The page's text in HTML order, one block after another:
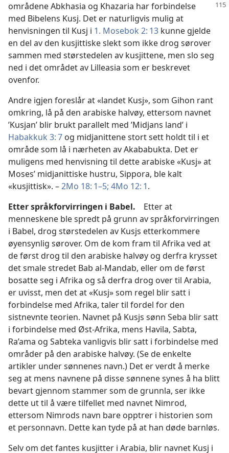
områdeneAbkhasia og Khazaria har forbindelse
med Bibelens Kusj. Det er naturligvis mulig at
henvisningen til Kusj i 1. Mosebok 2: 13 kunne gjelde
en del av den kusjittiske slekt som ikke drog sørover
sammen med størstedelen av kusjittene, men slo seg
ned i det området av Lilleasia som er beskrevet
ovenfor.
Andre igjen foreslår at «landet Kusj», som Gihon rant
omkring, lå på den arabiske halvøy, ettersom navnet
’Kusjan’ blir brukt parallelt med ’Midjans land’ i
Habakkuk 3: 7 og midjanittene stort sett holdt til i et
område som lå i nærheten av Akababukta. Det er
muligens med henvisning til dette arabiske «Kusj» at
Moses’ midjanittiske hustru, Sippora, ble kalt
«kusjittisk». –2Mo 18: 1–5; 4Mo 12: 1.
Etter språkforvirringen i Babel. Etter at
menneskene ble spredt på grunn av språkforvirringen
i Babel, drog størstedelen av Kusjs etterkommere
øyensynlig sørover. Om de kom fram til Afrika ved at
de først drog til den arabiske halvøy og derfra krysset
det smale stredet Bab al-Mandab, eller om de først
bosatte seg i Afrika og så derfra drog over til Arabia,
er uvisst, men det at «Kusj» som regel blir satt i
forbindelse med Afrika, taler til fordel for den
sistnevnte teorien. Navnet på Kusjs sønn Seba blir satt
i forbindelse med Øst-Afrika, mens Havila, Sabta,
Ra’ama og Sabteka vanligvis blir satt i forbindelse med
områder på den arabiske halvøy. (Se de enkelte
artikler under sønnenes navn.) Det er verdt å merke
seg at mens navnene på disse sønnene synes å ha blitt
bevart gjennom stammer som de grunnla, ser ikke
dette ut til å være tilfellet med navnet Nimrod,
ettersom Nimrods navn bare opptrer i historien som
et personnavn. Dette kan tyde på at han døde barnløs.
Selv om det fantes kusjitter i Arabia, blir navnet Kusj i